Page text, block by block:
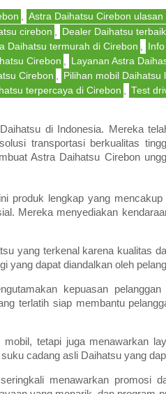
, Astra Daihatsu Cirebon ulasan
cirebon , Dealer Daihatsu
Daihatsu termurah di Cirebon ,
Cirebon , Layanan Astra
Cirebon , Pilihan mobil Daihatsu
terpercaya di Cirebon , Test
di Indonesia. Mereka
transportasi berkualitas
Astra Daihatsu Cirebon
produk lengkap yang mencakup
Mereka menyediakan
yang terkenal karena kualitas
yang dapat diandalkan oleh
kepuasan
terlatih siap membantu
tetapi juga menawarkan
cadang asli Daihatsu yang
menawarkan promosi